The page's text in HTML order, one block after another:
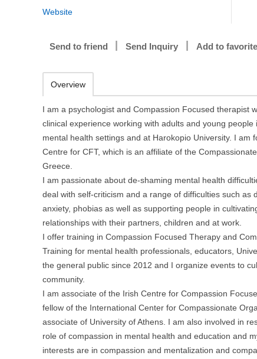
Website
Send to friend Send Inquiry Add to
Overview
I am a psychologist and Compassion Focused therapist
clinical experience working with adults and young people
mental health settings and at Harokopio University. I am
Centre for CFT, which is an affiliate of the
Greece.
I am passionate about de-shaming mental health
deal with self-criticism and a range of difficulties such as
anxiety, phobias as well as supporting people in
relationships with their partners, children and at work.
I offer training in Compassion Focused Therapy and
Training for mental health professionals, educators,
the general public since 2012 and I organize events to
community.
I am associate of the Irish Centre for Compassion
fellow of the International Center for Compassionate
associate of University of Athens. I am also involved in
role of compassion in mental health and education and
interests are in compassion and mentalization and